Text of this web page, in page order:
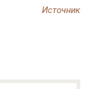
Источник